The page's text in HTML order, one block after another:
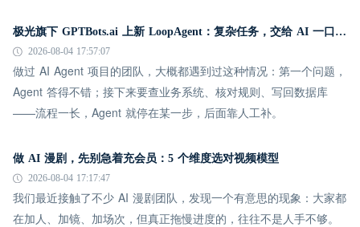
极光旗下 GPTBots.ai 上新 LoopAgent：复杂任务，交给 AI 一口气跑完
2026-08-04 17:57:07
做过 AI Agent 项目的团队，大概都遇到过这种情况：第一个问题，
Agent 答得不错；接下来要查业务系统、核对规则、写回数据库
——流程一长，Agent 就停在某一步，后面靠人工补。
做 AI 漫剧，先别急着充会员：5 个维度选对视频模型
2026-08-04 17:17:47
我们最近接触了不少 AI 漫剧团队，发现一个有意思的现象：大家都
在加人、加镜、加场次，但真正拖慢进度的，往往不是人手不够。